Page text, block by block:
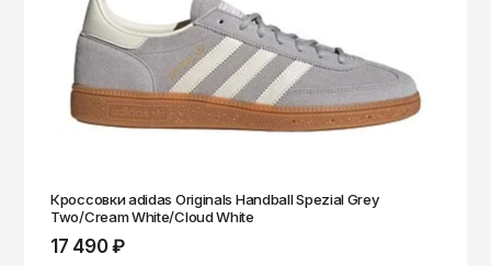
Кроссовки adidas Originals Handball Spezial Grey
Two/Cream White/Cloud White
17 490 ₽